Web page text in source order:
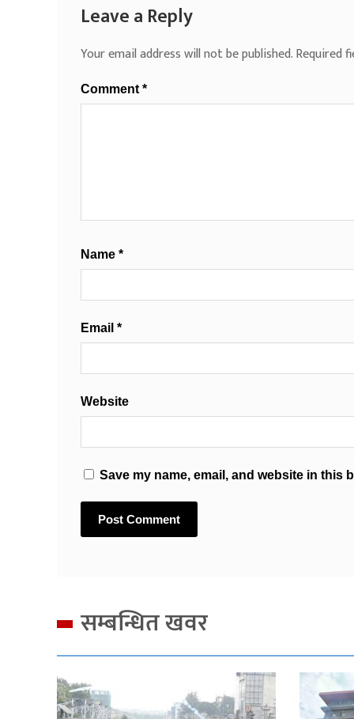
Leave a Reply
Your email address will not be published.Required
Comment *
Name *
Email *
Website
Save my name, email, and website in this
सम्बन्धित खवर